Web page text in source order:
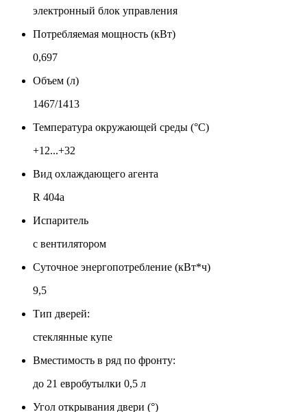
электронный блок управления
Потребляемая мощность (кВт)
0,697
Объем (л)
1467/1413
Температура окружающей среды (°C)
+12...+32
Вид охлаждающего агента
R 404a
Испаритель
с вентилятором
Суточное энергопотребление (кВт*ч)
9,5
Тип дверей:
стеклянные купе
Вместимость в ряд по фронту:
до 21 евробутылки 0,5 л
Угол открывания двери (°)